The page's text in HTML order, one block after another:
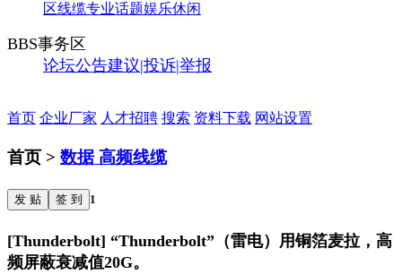
区线缆专业话题娱乐休闲
BBS事务区
论坛公告建议|投诉|举报
首页 企业厂家 人才招聘 搜索 资料下载 网站设置
首页 > 数据 高频线缆
发 贴 签 到 1
[Thunderbolt] “Thunderbolt”（雷电）用铜箔麦拉，高
频屏蔽衰减值20G。